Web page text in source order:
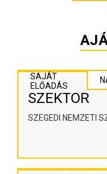
SAJÁT
ELŐADÁS
SZEKTOR
SZEGEDI NEMZETI